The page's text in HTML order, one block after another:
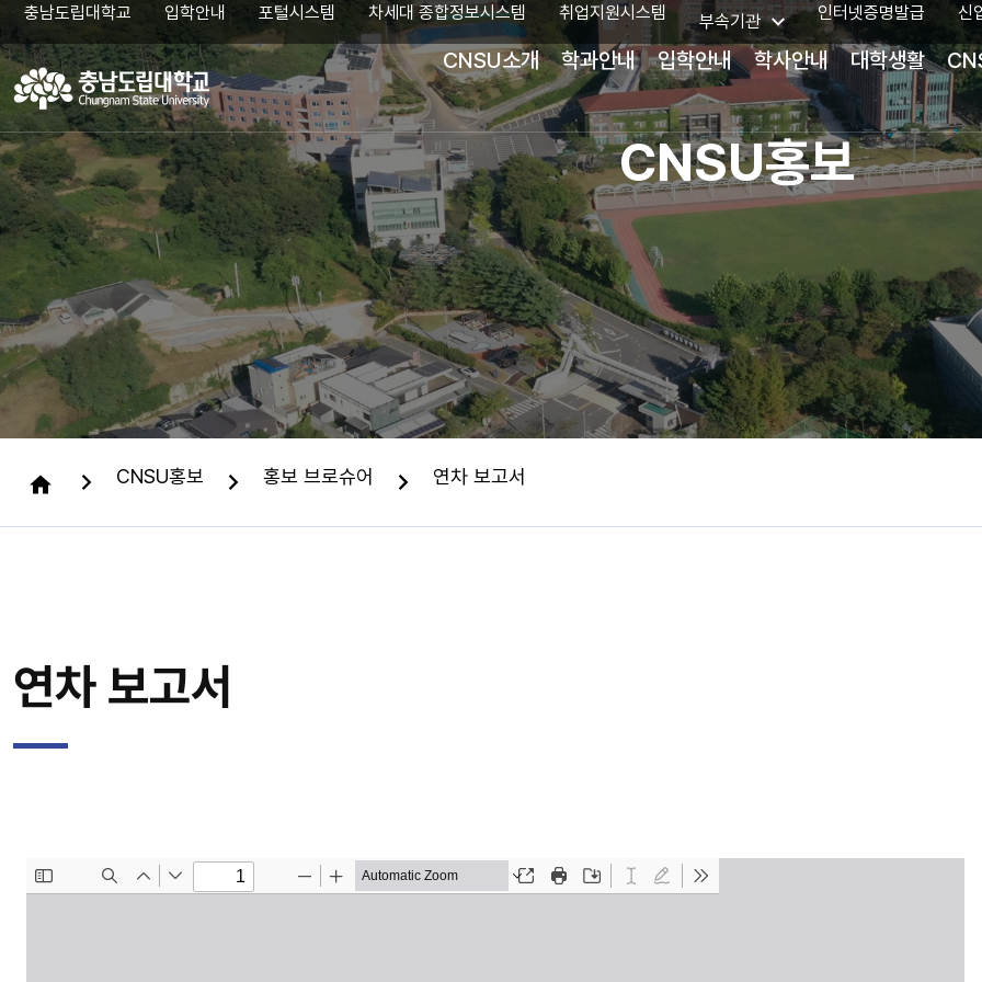
충남도립대학교 입학안내 포털시스템 차세대 종합정보시스템 취업지원시스템 부속기관 인터넷증명발급 신
CNSU소개 학과안내 입학안내 학사안내 대학생활
검
색
어
입
력
CNSU홍보
CNSU홍보 홍보 브로슈어 연차 보고서
연차 보고서